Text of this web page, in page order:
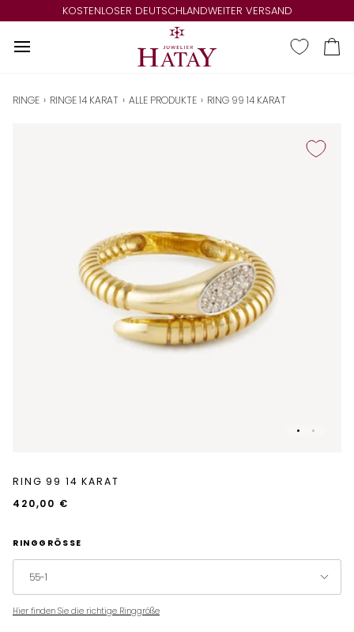
zum
KOSTENLOSER DEUTSCHLANDWEITER VERSAND
RINGE › RINGE 14 KARAT › ALLE PRODUKTE › RING 99 14 KARAT
RING 99 14 KARAT
420,00 €
RINGGRÖSSE
55-1
Hier finden Sie die richtige Ringgröße